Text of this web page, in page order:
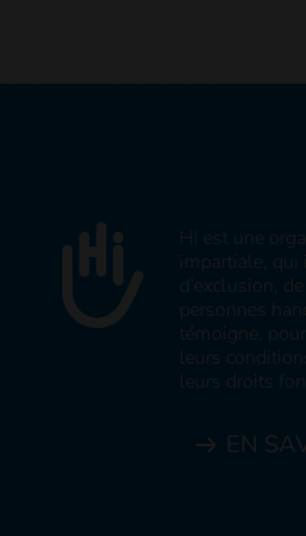
HI est une
impartiale,
d’exclusion,
personnes
témoigne,
leurs
leurs droits
EN